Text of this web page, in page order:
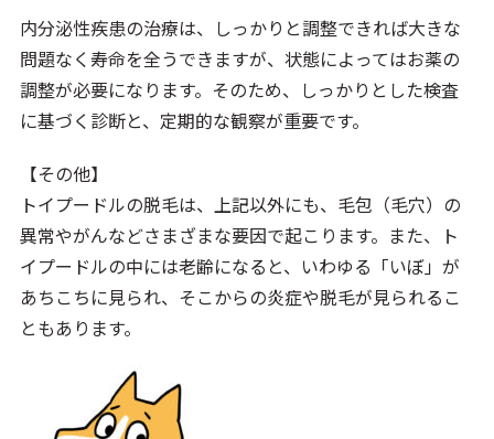
内分泌性疾患の治療は、しっかりと調整できれば大きな
問題なく寿命を全うできますが、状態によってはお薬の
調整が必要になります。そのため、しっかりとした検査
に基づく診断と、定期的な観察が重要です。
【その他】
トイプードルの脱毛は、上記以外にも、毛包（毛穴）の
異常やがんなどさまざまな要因で起こります。また、ト
イプードルの中には老齢になると、いわゆる「いぼ」が
あちこちに見られ、そこからの炎症や脱毛が見られるこ
ともあります。